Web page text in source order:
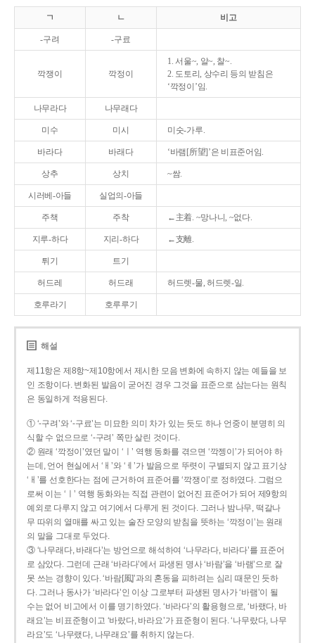
ㄱ ㄴ 비고
-구려 -구료
깍쟁이 깍정이
1. 서울~, 알~, 찰~.
2. 도토리, 상수리 등의 받침은
‘깍정이’임.
나무라다 나무래다
미수 미시 미숫-가루.
바라다 바래다 ‘바램[所望]’은 비표준어임.
상추 상치 ~쌈.
시러베-아들 실업의-아들
주책 주착 ←主着. ~망나니, ~없다.
지루-하다 지리-하다 ←支離.
튀기 트기
허드레 허드래 허드렛-물, 허드렛-일.
호루라기 호루루기
해설
제11항은 제8항~제10항에서 제시한 모음 변화에 속하지 않는 예들을 보
인 조항이다. 변화된 발음이 굳어진 경우 그것을 표준으로 삼는다는 원칙
은 동일하게 적용된다.
① ‘-구려’와 ‘-구료’는 미묘한 의미 차가 있는 듯도 하나 언중이 분명히 의
식할 수 없으므로 ‘-구려’ 쪽만 살린 것이다.
② 원래 ‘깍정이’였던 말이 ‘ㅣ’ 역행 동화를 겪으면 ‘깍젱이’가 되어야 하
는데, 언어 현실에서 ‘ㅐ’와 ‘ㅔ’가 발음으로 뚜렷이 구별되지 않고 표기상
‘ㅐ’를 선호한다는 점에 근거하여 표준어를 ‘깍쟁이’로 정하였다. 그럼으
로써 이는 ‘ㅣ’ 역행 동화와는 직접 관련이 없어진 표준어가 되어 제9항의
예외로 다루지 않고 여기에서 다루게 된 것이다. 그러나 밤나무, 떡갈나
무 따위의 열매를 싸고 있는 술잔 모양의 받침을 뜻하는 ‘깍정이’는 원래
의 말을 그대로 두었다.
③ ‘나무래다, 바래다’는 방언으로 해석하여 ‘나무라다, 바라다’를 표준어
로 삼았다. 그런데 근래 ‘바라다’에서 파생된 명사 ‘바람’을 ‘바램’으로 잘
못 쓰는 경향이 있다. ‘바람[風]’과의 혼동을 피하려는 심리 때문인 듯하
다. 그러나 동사가 ‘바라다’인 이상 그로부터 파생된 명사가 ‘바램’이 될
수는 없어 비고에서 이를 명기하였다. ‘바라다’의 활용형으로, ‘바랬다, 바
래요’는 비표준형이고 ‘바랐다, 바라요’가 표준형이 된다. ‘나무랐다, 나무
라요’도 ‘나무랬다, 나무래요’를 취하지 않는다.